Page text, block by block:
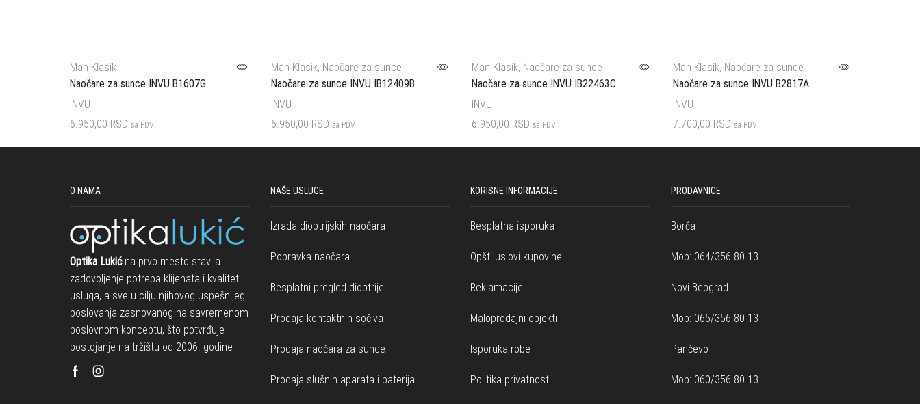
Man Klasik
Naočare za sunce INVU B1607G
INVU
6.950,00 RSD sa PDV
Dodaj u korpu
Man Klasik, Naočare za sunce
Naočare za sunce INVU IB12409B
INVU
6.950,00 RSD sa PDV
Dodaj u korpu
Man Klasik, Naočare za sunce
Naočare za sunce INVU IB22463C
INVU
6.950,00 RSD sa PDV
Dodaj u korpu
Man Klasik, Naočare za sunce
Naočare za sunce INVU B2817A
INVU
7.700,00 RSD sa PDV
Dodaj u korpu
Dodaj u
O NAMA
Optika Lukićna prvo mesto stavlja
zadovoljenje potreba klijenata i kvalitet
usluga, a sve u cilju njihovog uspešnijeg
poslovanja zasnovanog na savremenom
poslovnom konceptu, što potvrđuje
postojanje na tržištu od 2006. godine
FacebookInstagram
NAŠE USLUGE
Izrada dioptrijskih naočara
Popravka naočara
Besplatni pregled dioptrije
Prodaja kontaktnih sočiva
Prodaja naočara za sunce
Prodaja slušnih aparata i baterija
KORISNE INFORMACIJE
Besplatna isporuka
Opšti uslovi kupovine
Reklamacije
Maloprodajni objekti
Isporuka robe
Politika privatnosti
PRODAVNICE
Borča
Mob: 064/356 80 13
Novi Beograd
Mob: 065/356 80 13
Pančevo
Mob: 060/356 80 13